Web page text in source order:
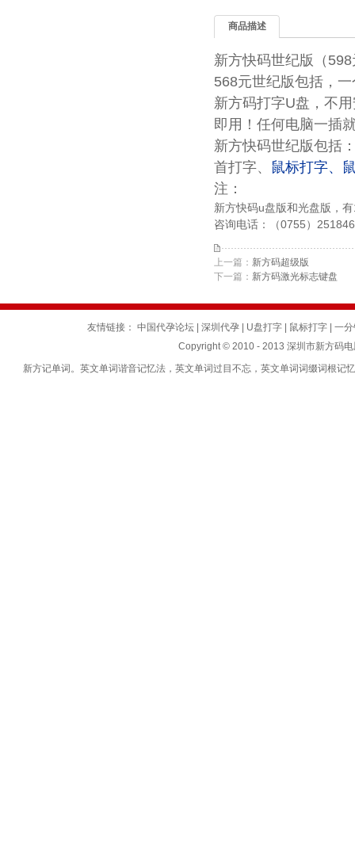
商品描述
新方快码世纪版（598
568元世纪版包括，
新方码打字U盘，不
即用！任何电脑一插
新方快码世纪版包括
首打字、 鼠标打字、
注：
新方快码u盘版和光盘版，
咨询电话：（0755）
上一篇： 新方码超级版
下一篇： 新方码激光标志键盘
友情链接： 中国代孕论坛 深圳代孕 U盘打字 鼠标打字
一
Copyright © 2010 - 2013 深圳市新方码
新方记单词。英文单词谐音记忆法，英文单词过目不忘，英文单词词缀词根